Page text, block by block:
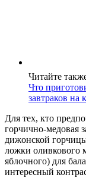
Читайте
Что
завтраков на
Для тех, кто
горчично-медовая
дижонской
ложки оливкового
яблочного) для
интересный